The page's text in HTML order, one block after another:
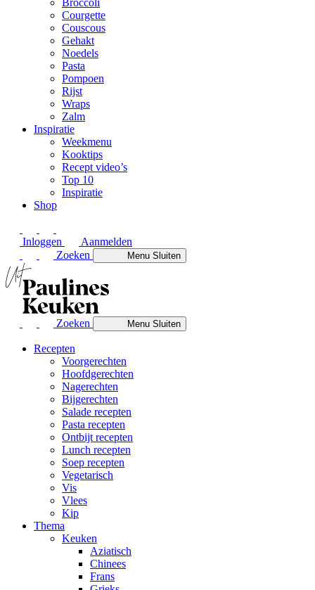
Broccoli
Courgette
Couscous
Gehakt
Noedels
Pasta
Pompoen
Rijst
Wraps
Zalm
Inspiratie
Weekmenu
Kooktips
Recept video’s
Top 10
Inspiratie
Shop
Inloggen
Aanmelden
Zoeken
MenuSluiten
Zoeken MenuSluiten
Recepten
Voorgerechten
Hoofdgerechten
Nagerechten
Bijgerechten
Salade recepten
Pasta recepten
Ontbijt recepten
Lunch recepten
Soep recepten
Vegetarisch
Vis
Vlees
Kip
Thema
Keuken
Aziatisch
Chinees
Frans